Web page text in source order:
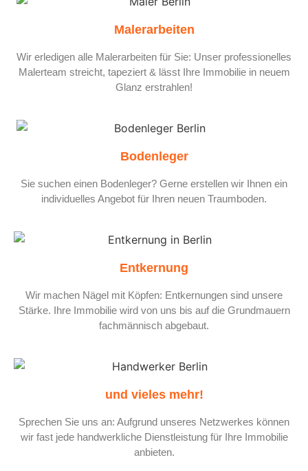
Malerarbeiten
Wir erledigen alle Malerarbeiten für Sie: Unser professionelles
Malerteam streicht, tapeziert & lässt Ihre Immobilie in neuem
Glanz erstrahlen!
Bodenleger
Sie suchen einen Bodenleger? Gerne erstellen wir Ihnen ein
individuelles Angebot für Ihren neuen Traumboden.
Entkernung
Wir machen Nägel mit Köpfen: Entkernungen sind unsere
Stärke. Ihre Immobilie wird von uns bis auf die Grundmauern
fachmännisch abgebaut.
und vieles mehr!
Sprechen Sie uns an: Aufgrund unseres Netzwerkes können
wir fast jede handwerkliche Dienstleistung für Ihre Immobilie
anbieten.